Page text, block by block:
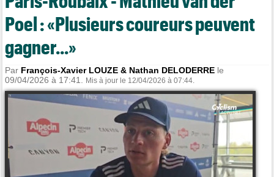
Poel : «Plusieurs coureurs peuvent
gagner...»
Par François-Xavier LOUZE & Nathan DELODERRE le
09/04/2026 à 17:41.
Mis à jour le 12/04/2026 à 07:44.